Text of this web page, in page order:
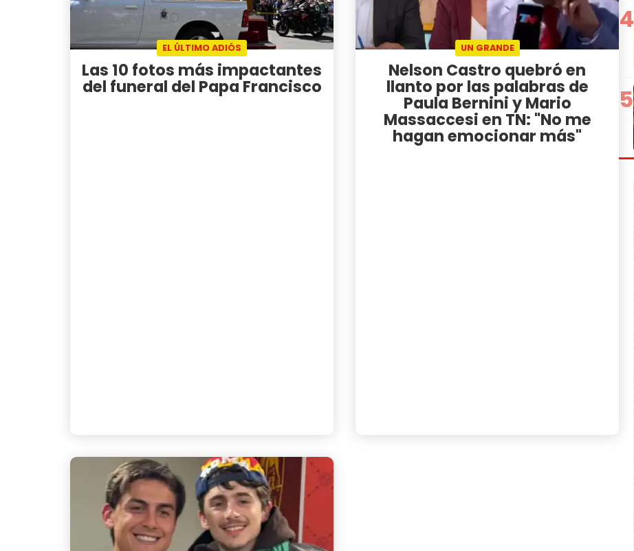
EL ÚLTIMO ADIÓS
Las 10 fotos más impactantes
del funeral del Papa Francisco
UN GRANDE
Nelson Castro quebró en
llanto por las palabras de
Paula Bernini y Mario
Massaccesi en TN: "No me
hagan emocionar más"
4
5